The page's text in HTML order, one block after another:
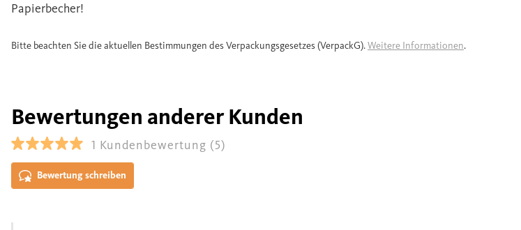
Papierbecher!
Bitte beachten Sie die aktuellen Bestimmungen des Verpackungsgesetzes (VerpackG).Weitere Informationen.
Bewertungen anderer Kunden
1 Kundenbewertung (5)
Bewertung schreiben